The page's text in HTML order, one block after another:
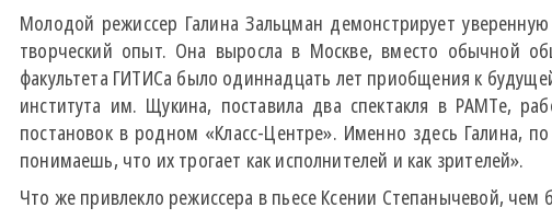
Молодой режиссер Галина Зальцман демонстрирует
творческий опыт. Она выросла в Москве, вместо обычной
факультета ГИТИСа было одиннадцать лет приобщения к
института им. Щукина, поставила два спектакля в РАМТе,
постановок в родном «Класс-Центре». Именно здесь Галина,
понимаешь, что их трогает как исполнителей и как зрителей».
Что же привлекло режиссера в пьесе Ксении Степанычевой, чем